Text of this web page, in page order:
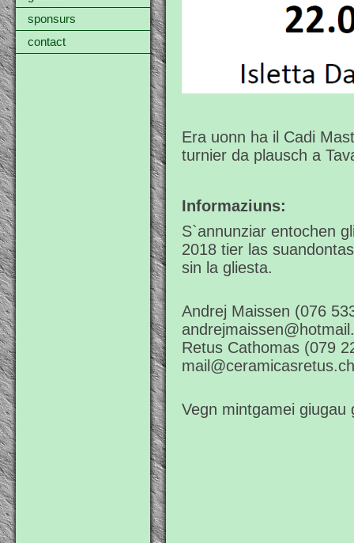
sponsurs
contact
Era uonn ha il Cadi
turnier da plausch a
Informaziuns:
S`annunziar entochen
2018 tier las
sin la gliesta.
Andrej Maissen (076
Retus Cathomas (079
Vegn mintgamei giugau